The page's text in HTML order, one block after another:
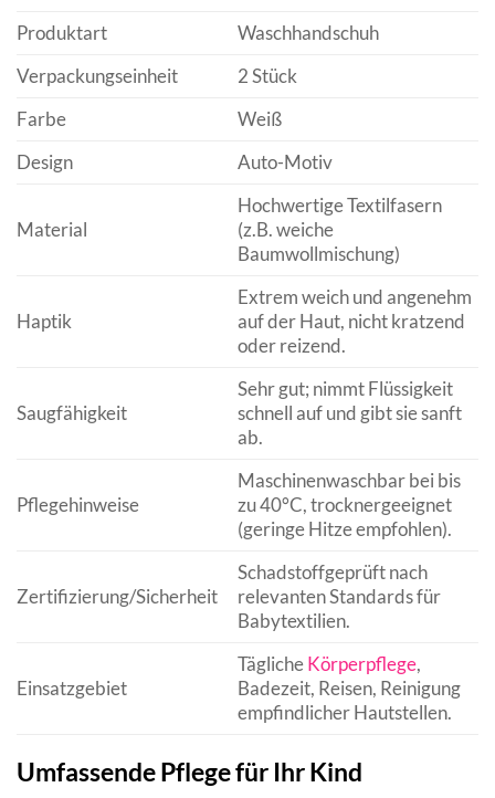
Produktart
Waschhandschuh
Verpackungseinheit
2 Stück
Farbe
Weiß
Design
Auto-Motiv
Material
Hochwertige Textilfasern
(z.B. weiche
Baumwollmischung)
Haptik
Extrem weich und angenehm
auf der Haut, nicht kratzend
oder reizend.
Saugfähigkeit
Sehr gut; nimmt Flüssigkeit
schnell auf und gibt sie sanft
ab.
Pflegehinweise
Maschinenwaschbar bei bis
zu 40°C, trocknergeeignet
(geringe Hitze empfohlen).
Zertifizierung/Sicherheit
Schadstoffgeprüft nach
relevanten Standards für
Babytextilien.
Einsatzgebiet
TäglicheKörperpflege,
Badezeit, Reisen, Reinigung
empfindlicher Hautstellen.
Umfassende Pflege für Ihr Kind